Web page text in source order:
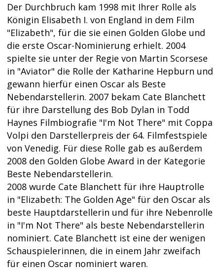
Der Durchbruch kam 1998 mit Ihrer Rolle als
Königin Elisabeth I. von England in dem Film
"Elizabeth", für die sie einen Golden Globe und
die erste Oscar-Nominierung erhielt. 2004
spielte sie unter der Regie von Martin Scorsese
in "Aviator" die Rolle der Katharine Hepburn und
gewann hierfür einen Oscar als Beste
Nebendarstellerin. 2007 bekam Cate Blanchett
für ihre Darstellung des Bob Dylan in Todd
Haynes Filmbiografie "I'm Not There" mit Coppa
Volpi den Darstellerpreis der 64. Filmfestspiele
von Venedig. Für diese Rolle gab es außerdem
2008 den Golden Globe Award in der Kategorie
Beste Nebendarstellerin.
2008 wurde Cate Blanchett für ihre Hauptrolle
in "Elizabeth: The Golden Age" für den Oscar als
beste Hauptdarstellerin und für ihre Nebenrolle
in "I'm Not There" als beste Nebendarstellerin
nominiert. Cate Blanchett ist eine der wenigen
Schauspielerinnen, die in einem Jahr zweifach
für einen Oscar nominiert waren.